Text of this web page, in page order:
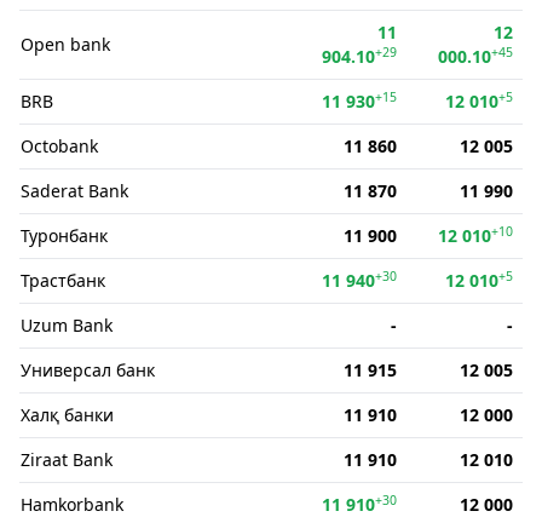
Open bank
11
904.10+29
12
000.10+45
BRB 11 930+15 12 010+5
Octobank 11 860
12 005
Saderat Bank
11 870
11 990
Туронбанк
11 900 12 010+10
Трастбанк 11 940+30 12 010+5
Uzum Bank -
-
Универсал банк
11 915
12 005
Халқ банки
11 910
12 000
Ziraat Bank
11 910
12 010
Hamkorbank
11 910+30
12 000